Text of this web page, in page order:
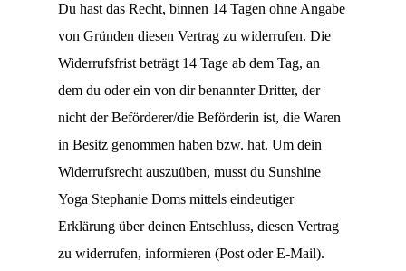
Du hast das Recht, binnen 14 Tagen ohne Angabe
von Gründen diesen Vertrag zu widerrufen. Die
Widerrufsfrist beträgt 14 Tage ab dem Tag, an
dem du oder ein von dir benannter Dritter, der
nicht der Beförderer/die Beförderin ist, die Waren
in Besitz genommen haben bzw. hat. Um dein
Widerrufsrecht auszuüben, musst du Sunshine
Yoga Stephanie Doms mittels eindeutiger
Erklärung über deinen Entschluss, diesen Vertrag
zu widerrufen, informieren (Post oder E-Mail).